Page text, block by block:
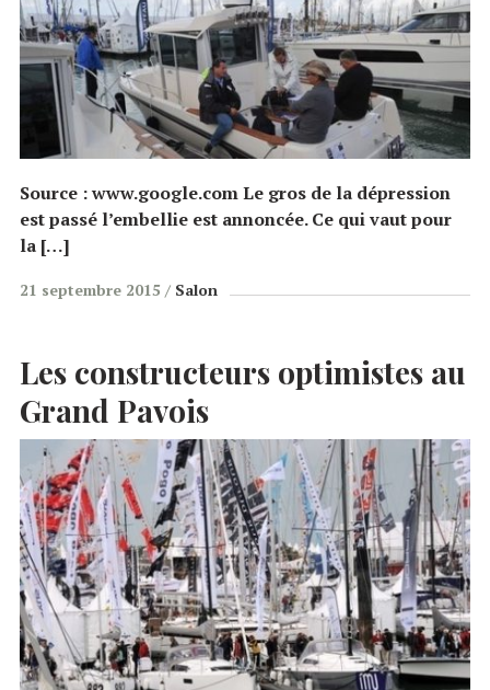
Source : www.google.com Le gros de la dépression
est passé l’embellie est annoncée. Ce qui vaut pour
la […]
21 septembre 2015 Salon
Les constructeurs optimistes au
Grand Pavois